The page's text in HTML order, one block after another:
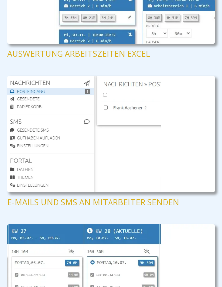
AUSWERTUNG ARBEITSZEITEN EXCEL
E-MAILS UND SMS AN MITARBEITER SENDEN